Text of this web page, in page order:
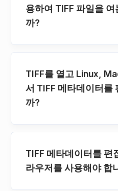
용하여 TIFF 파일을
까?
TIFF를 열고 Linux,
서 TIFF 메타데이터를
까?
TIFF 메타데이터를 편
라우저를 사용해야 합